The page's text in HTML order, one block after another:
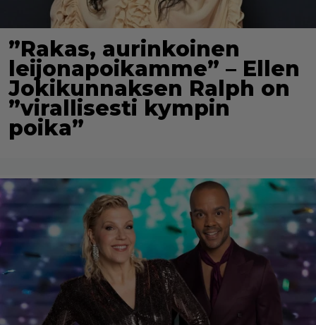
”Rakas, aurinkoinen
leijonapoikamme” – Ellen
Jokikunnaksen Ralph on
”virallisesti kympin
poika”